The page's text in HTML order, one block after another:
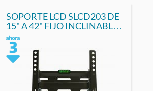
SOPORTE LCD SLCD203 DE
15" A 42" FIJO INCLINABLE
PRONEXT